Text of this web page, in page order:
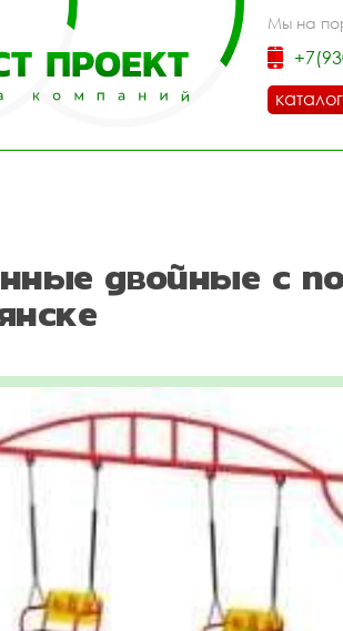
Мы на
двойные с